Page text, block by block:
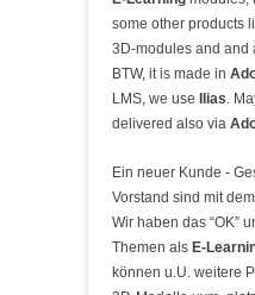
some other products
3D-modules and and
BTW, it is made in
LMS, we use
Ilias.
delivered also via
Ein neuer Kunde -
Vorstand sind mit
Wir haben das “OK”
Themen als E-
können u.U. weitere